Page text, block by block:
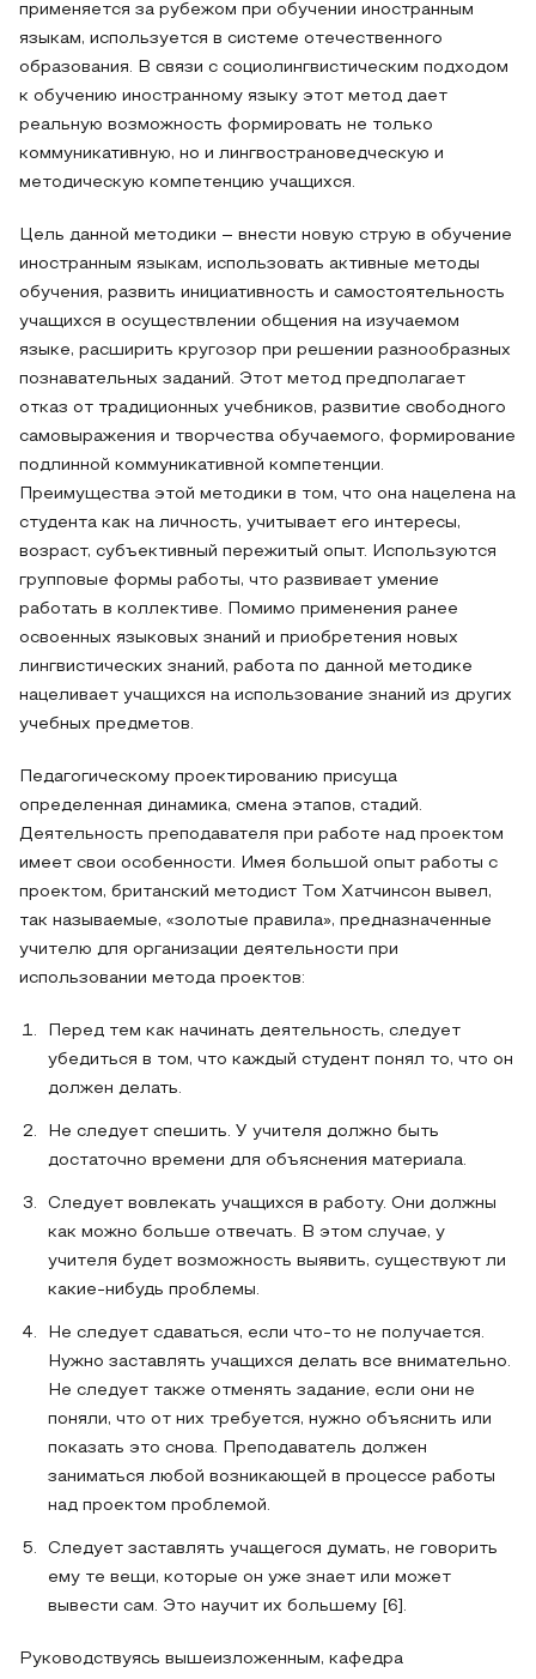
применяется за рубежом при обучении иностранным
языкам, используется в системе отечественного
образования. В связи с социолингвистическим подходом
к обучению иностранному языку этот метод дает
реальную возможность формировать не только
коммуникативную, но и лингвострановедческую и
методическую компетенцию учащихся.
Цель данной методики – внести новую струю в обучение
иностранным языкам, использовать активные методы
обучения, развить инициативность и самостоятельность
учащихся в осуществлении общения на изучаемом
языке, расширить кругозор при решении разнообразных
познавательных заданий. Этот метод предполагает
отказ от традиционных учебников, развитие свободного
самовыражения и творчества обучаемого, формирование
подлинной коммуникативной компетенции.
Преимущества этой методики в том, что она нацелена на
студента как на личность, учитывает его интересы,
возраст, субъективный пережитый опыт. Используются
групповые формы работы, что развивает умение
работать в коллективе. Помимо применения ранее
освоенных языковых знаний и приобретения новых
лингвистических знаний, работа по данной методике
нацеливает учащихся на использование знаний из других
учебных предметов.
Педагогическому проектированию присуща
определенная динамика, смена этапов, стадий.
Деятельность преподавателя при работе над проектом
имеет свои особенности. Имея большой опыт работы с
проектом, британский методист Том Хатчинсон вывел,
так называемые, «золотые правила», предназначенные
учителю для организации деятельности при
использовании метода проектов:
Перед тем как начинать деятельность, следует
убедиться в том, что каждый студент понял то, что он
должен делать.
Не следует спешить. У учителя должно быть
достаточно времени для объяснения материала.
Следует вовлекать учащихся в работу. Они должны
как можно больше отвечать. В этом случае, у
учителя будет возможность выявить, существуют ли
какие-нибудь проблемы.
Не следует сдаваться, если что-то не получается.
Нужно заставлять учащихся делать все внимательно.
Не следует также отменять задание, если они не
поняли, что от них требуется, нужно объяснить или
показать это снова. Преподаватель должен
заниматься любой возникающей в процессе работы
над проектом проблемой.
Следует заставлять учащегося думать, не говорить
ему те вещи, которые он уже знает или может
вывести сам. Это научит их большему [6].
Руководствуясь вышеизложенным, кафедра